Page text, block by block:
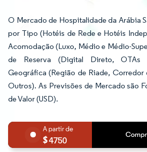
O Mercado de Hospitalidade da Arábia
por Tipo (Hotéis de Rede e Hotéis
Acomodação (Luxo, Médio e Médio-
de Reserva (Digital Direto, OTAs
Geográfica (Região de Riade, Corredor
Outros). As Previsões de Mercado são
de Valor (USD).
4750